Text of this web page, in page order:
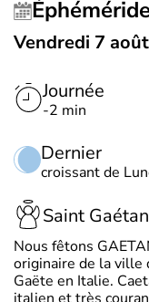
Vendredi 7 août
Journée
-2 min
Dernier
croissant de
Saint Gaétan
Nous fêtons
originaire de la ville
Gaëte en Italie.